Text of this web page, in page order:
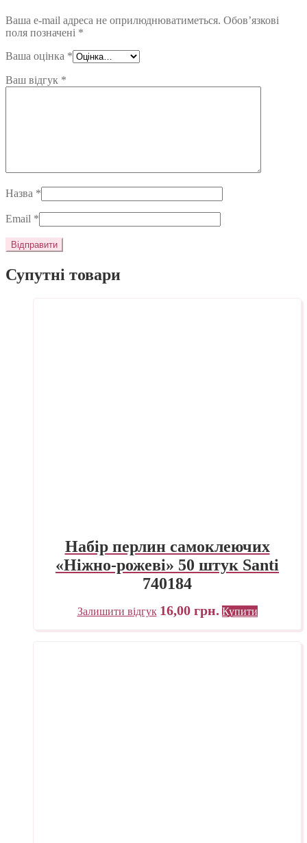
Ваша e-mail адреса не оприлюднюватиметься. Обов’язкові
поля позначені *
Ваша оцінка *
Ваш відгук *
Назва *
Email *
Супутні товари
Набір перлин самоклеючих
«Ніжно-рожеві» 50 штук Santi
740184
Залишити відгук 16,00 грн. Купити